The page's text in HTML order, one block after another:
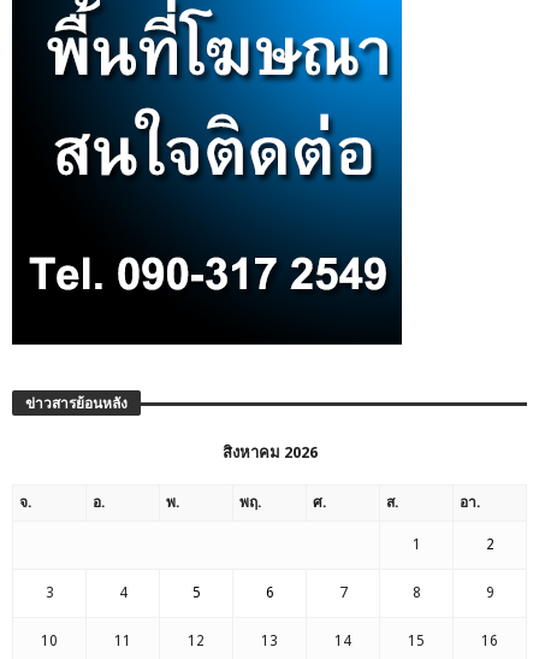
ข่าวสารย้อนหลัง
สิงหาคม 2026
จ. อ. พ. พฤ. ศ. ส. อา.
1 2
3 4 5 6 7 8 9
10 11 12 13 14 15 16